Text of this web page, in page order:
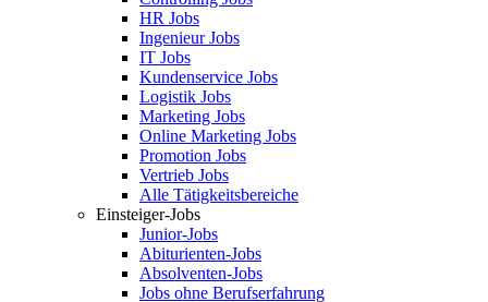
HR Jobs
Ingenieur Jobs
IT Jobs
Kundenservice Jobs
Logistik Jobs
Marketing Jobs
Online Marketing Jobs
Promotion Jobs
Vertrieb Jobs
Alle Tätigkeitsbereiche
Einsteiger-Jobs
Junior-Jobs
Abiturienten-Jobs
Absolventen-Jobs
Jobs ohne Berufserfahrung